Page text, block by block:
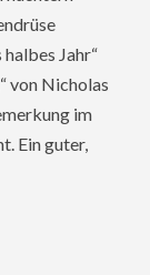
Jahr“
von Nicholas
im
Ein guter,